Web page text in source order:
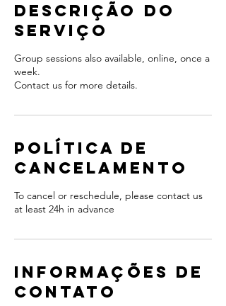
Descrição do
serviço
Group sessions also available, online, once a
week.
Contact us for more details.
Política de
Cancelamento
To cancel or reschedule, please contact us
at least 24h in advance
Informações de
contato